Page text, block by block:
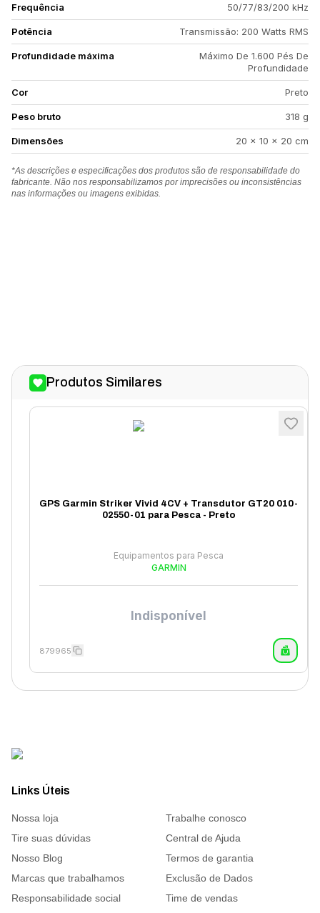
Frequência 50/77/83/200 kHz
Potência Transmissão: 200 Watts RMS
Profundidade máxima
Máximo De 1.600 Pés De
Profundidade
Cor Preto
Peso bruto 318 g
Dimensões 20 x 10 x 20 cm
*As descrições e especificações dos produtos são de responsabilidade do
fabricante. Não nos responsabilizamos por imprecisões ou inconsistências
nas informações ou imagens exibidas.
Produtos Similares
GPS Garmin Striker Vivid 4CV + Transdutor GT20 010-
02550-01 para Pesca - Preto
Equipamentos para Pesca
GARMIN
Indisponível
879965
Links Úteis
Nossa loja
Trabalhe conosco
Tire suas dúvidas
Central de Ajuda
Nosso Blog
Termos de garantia
Marcas que trabalhamos
Exclusão de Dados
Responsabilidade social
Time de vendas